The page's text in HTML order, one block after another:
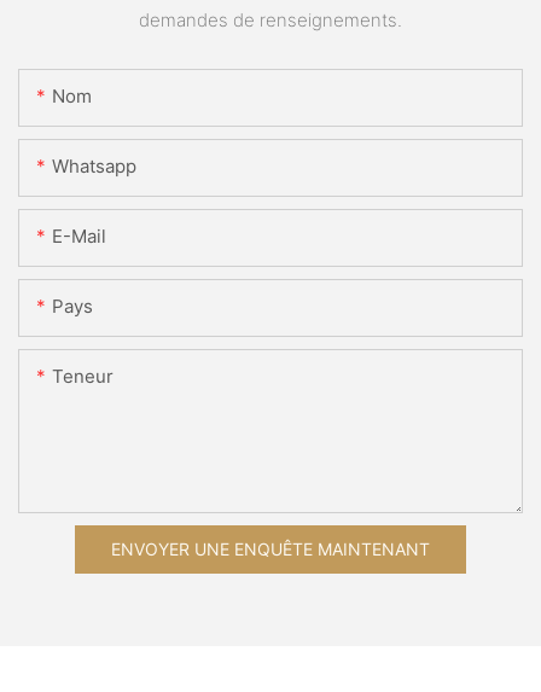
demandes de renseignements.
Nom
Whatsapp
E-Mail
Pays
Teneur
ENVOYER UNE ENQUÊTE MAINTENANT